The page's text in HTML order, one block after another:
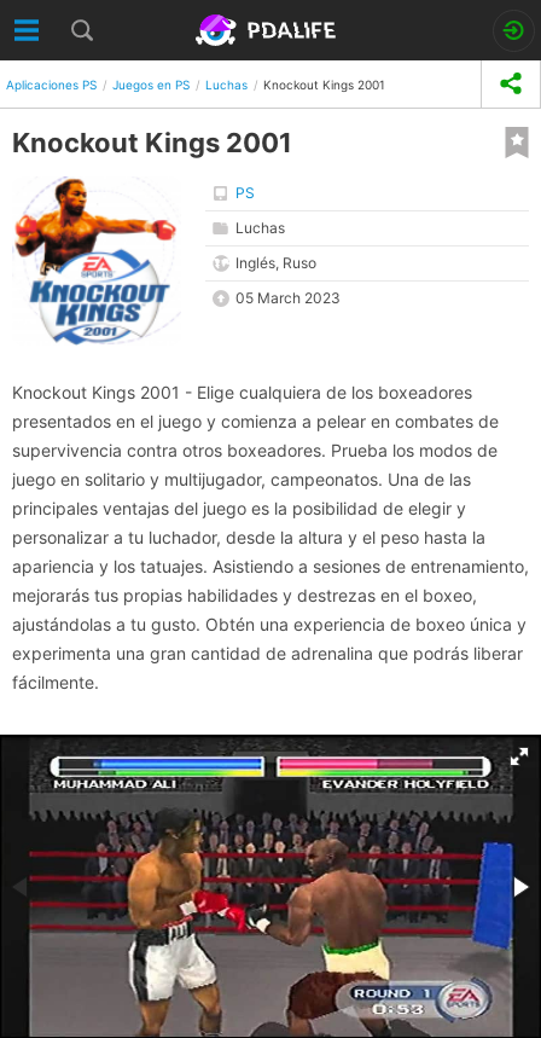
Aplicaciones PS Juegos en PS Luchas Knockout Kings 2001
Knockout Kings 2001
PS
Luchas
Inglés, Ruso
05 March 2023
Knockout Kings 2001 - Elige cualquiera de los boxeadores
presentados en el juego y comienza a pelear en combates de
supervivencia contra otros boxeadores. Prueba los modos de
juego en solitario y multijugador, campeonatos. Una de las
principales ventajas del juego es la posibilidad de elegir y
personalizar a tu luchador, desde la altura y el peso hasta la
apariencia y los tatuajes. Asistiendo a sesiones de entrenamiento,
mejorarás tus propias habilidades y destrezas en el boxeo,
ajustándolas a tu gusto. Obtén una experiencia de boxeo única y
experimenta una gran cantidad de adrenalina que podrás liberar
fácilmente.